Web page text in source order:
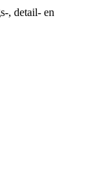
, detail- en